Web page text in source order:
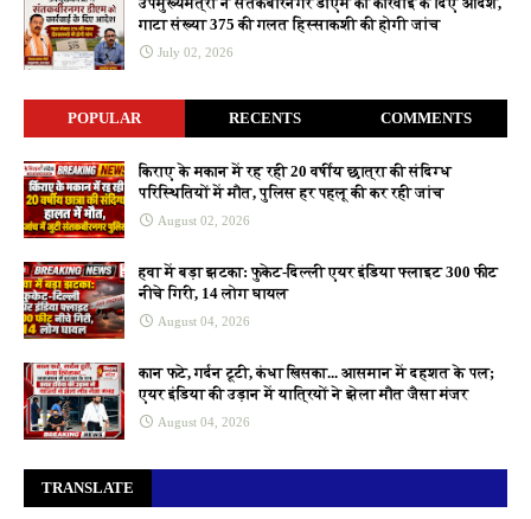
गाटा संख्या 375 की गलत हिस्साकशी की होगी जांच
July 02, 2026
POPULAR RECENTS COMMENTS
किराए के मकान में रह रही 20 वर्षीय छात्रा की संदिग्ध
परिस्थितियों में मौत, पुलिस हर पहलू की कर रही जांच
August 02, 2026
हवा में बड़ा झटका: फुकेट-दिल्ली एयर इंडिया फ्लाइट 300 फीट
नीचे गिरी, 14 लोग घायल
August 04, 2026
कान फटे, गर्दन टूटी, कंधा खिसका... आसमान में दहशत के पल;
एयर इंडिया की उड़ान में यात्रियों ने झेला मौत जैसा मंजर
August 04, 2026
TRANSLATE